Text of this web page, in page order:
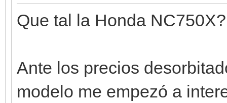
Que tal la Honda NC750X?
Ante los precios
modelo me empezó a